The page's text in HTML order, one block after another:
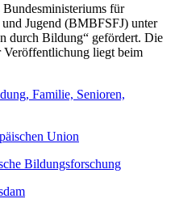
für
Jugend (BMBFSFJ) unter
durch Bildung“ gefördert. Die
Veröffentlichung liegt beim